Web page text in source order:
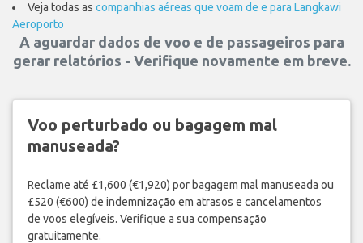
Veja todas as companhias aéreas que voam de e para Langkawi
Aeroporto
A aguardar dados de voo e de passageiros para
gerar relatórios - Verifique novamente em breve.
Voo perturbado ou bagagem mal
manuseada?
Reclame até £1,600 (€1,920) por bagagem mal manuseada ou
£520 (€600) de indemnização em atrasos e cancelamentos
de voos elegíveis. Verifique a sua compensação
gratuitamente.